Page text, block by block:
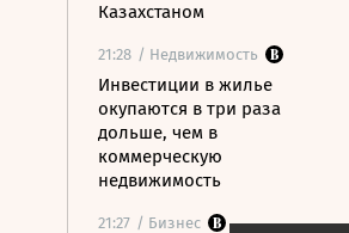
Казахстаном
21:28 / Недвижимость
Инвестиции в жилье
окупаются в три раза
дольше, чем в
коммерческую
недвижимость
21:27 / Бизнес